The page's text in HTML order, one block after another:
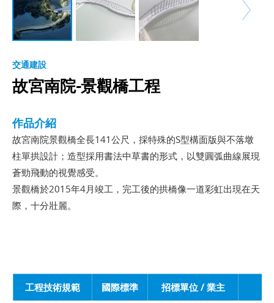
交通建設
故宮南院-景觀橋工程
作品介紹
故宮南院景觀橋全長141公尺，採特殊的S型構面版與不落墩
柱單拱設計；造型採用書法中草書的形式，以雙圓弧曲線展現
蒼勁飛動的視覺感受。
景觀橋於2015年4月竣工，完工後的拱橋像一道彩虹出現在天
際，十分壯麗。
工程技術規範 國際標準 招標單位 / 業主